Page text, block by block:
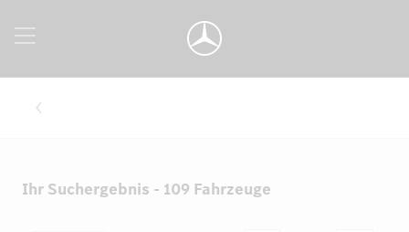
Ihr Suchergebnis - 109 Fahrzeuge